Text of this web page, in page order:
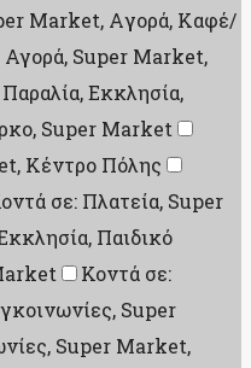
Market, Aγορά, Καφέ/
Αγορά, Super Market,
Εκκλησία,
Super Market
Κέντρο Πόλης
σε: Πλατεία, Super
Παιδικό
Κοντά σε:
Super
Super Market,